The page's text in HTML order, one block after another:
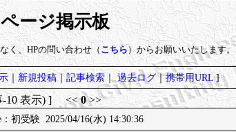
ージ掲示板
く、HPの問い合わせ（ こちら ）からお願いいたします。
｜ 新規投稿｜記事検索｜ 過去ログ｜携帯用URL]
-10 表示) ] <<0>>
：初受験 2025/04/16(水) 14:30:36